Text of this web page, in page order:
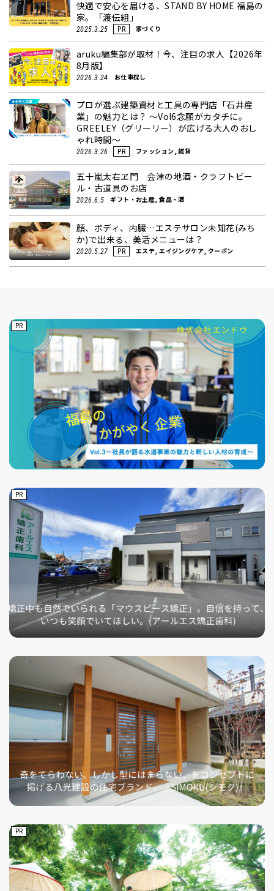
快適で安心を届ける、STAND BY HOME 福島の
家。「渡伝組」
2025.3.25 PR 家づくり
aruku編集部が取材！今、注目の求人【2026年
8月版】
2026.3.24 お仕事探し
プロが選ぶ建築資材と工具の専門店「石井産
業」の魅力とは？ ～Vol6念願がカタチに。
GREELEY（グリーリー）が広げる大人のおし
ゃれ時間～
2026.3.26 PR ファッション, 雑貨
五十嵐太右ヱ門 会津の地酒・クラフトビー
ル・古道具のお店
2026.6.5 ギフト・お土産, 食品・酒
顏、ボディ、内臓…エステサロン未知花(みち
か)で出来る、美活メニューは？
2020.5.27 PR エステ, エイジングケア, クーポン
PR
PR
PR